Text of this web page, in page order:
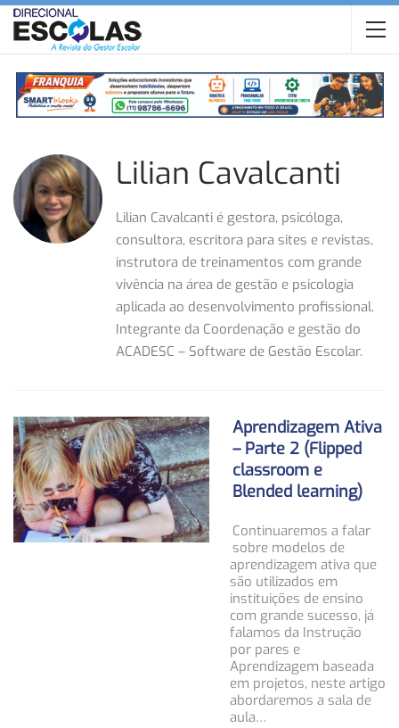
Lilian Cavalcanti
Lilian Cavalcanti é gestora, psicóloga,
consultora, escritora para sites e revistas,
instrutora de treinamentos com grande
vivência na área de gestão e psicologia
aplicada ao desenvolvimento profissional.
Integrante da Coordenação e gestão do
ACADESC – Software de Gestão Escolar.
Aprendizagem Ativa
– Parte 2 (Flipped
classroom e
Blended learning)
Continuaremos a falar
sobre modelos de
aprendizagem ativa que
são utilizados em
instituições de ensino
com grande sucesso, já
falamos da Instrução
por pares e
Aprendizagem baseada
em projetos, neste artigo
abordaremos a sala de
aula…